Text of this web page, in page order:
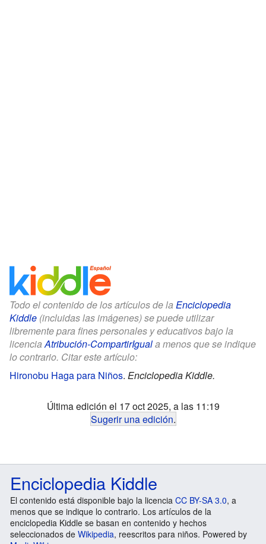
Todo el contenido de los artículos de la Enciclopedia
Kiddle (incluidas las imágenes) se puede utilizar
libremente para fines personales y educativos bajo la
licenciaAtribución-CompartirIguala menos que se indique
lo contrario. Citar este artículo:
Hironobu Haga para Niños. Enciclopedia Kiddle.
Última edición el 17 oct 2025, a las 11:19
Sugerir una edición.
Enciclopedia Kiddle
El contenido está disponible bajo la licencia CC BY-SA 3.0, a
menos que se indique lo contrario. Los artículos de la
enciclopedia Kiddle se basan en contenido y hechos
seleccionados de Wikipedia, reescritos para niños. Powered by